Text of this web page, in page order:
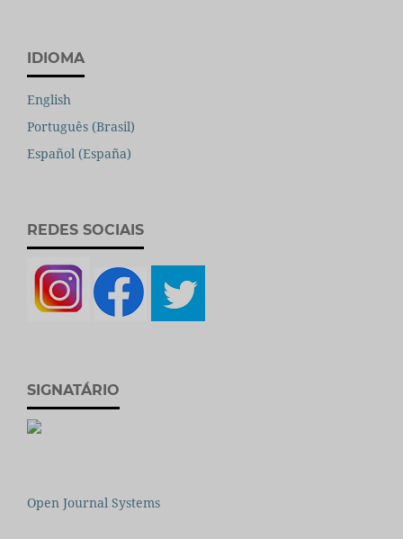
IDIOMA
English
Português (Brasil)
Español (España)
REDES SOCIAIS
SIGNATÁRIO
Open Journal Systems